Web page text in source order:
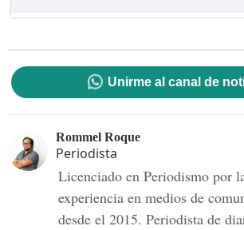
Unirme al canal de
Rommel Roque
Periodista
Licenciado en Periodismo por
experiencia en medios de
desde el 2015. Periodista de